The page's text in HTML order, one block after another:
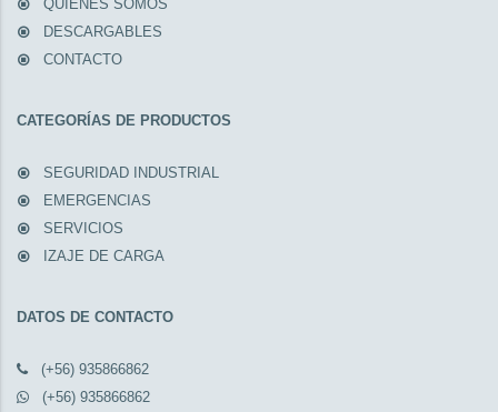
QUIÉNES SOMOS
DESCARGABLES
CONTACTO
CATEGORÍAS DE PRODUCTOS
SEGURIDAD INDUSTRIAL
EMERGENCIAS
SERVICIOS
IZAJE DE CARGA
DATOS DE CONTACTO
(+56) 935866862
(+56) 935866862